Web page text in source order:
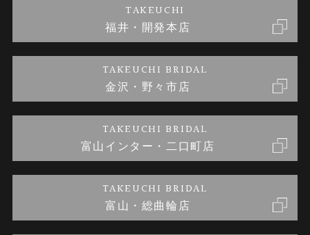
金・プラチナのお取引
金澤指輪工房｜手作りペアリング
金澤指輪工房｜手作り結婚指輪 and 婚約指輪
金澤指輪工房｜手作り婚約指輪プロポーズプラン
お客様の声
プライバシーポリシー
TAKEUCHI
福井・開発本店
TAKEUCHI BRIDAL
金沢・野々市店
TAKEUCHI BRIDAL
富山インター・二口町店
TAKEUCHI BRIDAL
富山・総曲輪店